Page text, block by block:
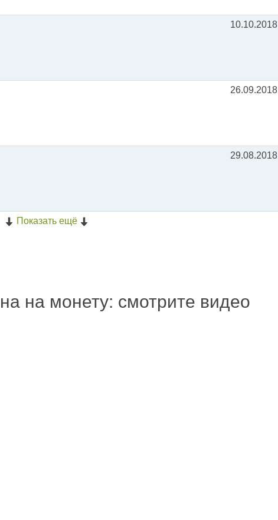
10.10.2018
26.09.2018
29.08.2018
Показать ещё
на монету: смотрите видео